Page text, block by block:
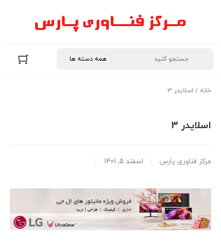
خانه / اسلایدر 3
اسلایدر 3
مرکز فناوری پارس اسفند 5, 1401